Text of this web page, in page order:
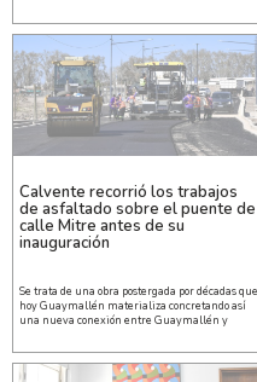
Calvente recorrió los trabajos
de asfaltado sobre el puente de
calle Mitre antes de su
inauguración
Se trata de una obra postergada por décadas que
hoy Guaymallén materializa concretando así
una nueva conexión entre Guaymallén y